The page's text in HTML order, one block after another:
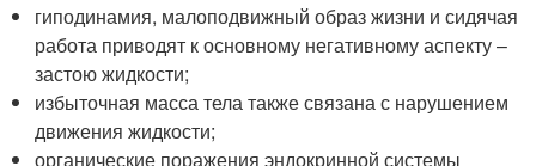
гиподинамия, малоподвижный образ жизни и сидячая
работа приводят к основному негативному аспекту –
застою жидкости;
избыточная масса тела также связана с нарушением
движения жидкости;
органические поражения эндокринной системы